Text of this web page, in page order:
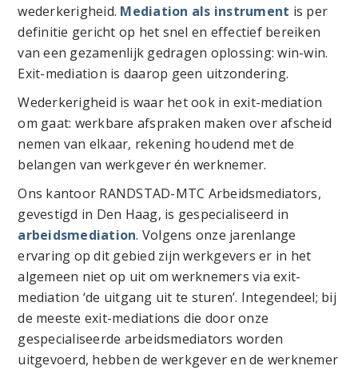
wederkerigheid. Mediation als instrument is per
definitie gericht op het snel en effectief bereiken
van een gezamenlijk gedragen oplossing: win-win.
Exit-mediation is daarop geen uitzondering.
Wederkerigheid is waar het ook in exit-mediation
om gaat: werkbare afspraken maken over afscheid
nemen van elkaar, rekening houdend met de
belangen van werkgever én werknemer.
Ons kantoor RANDSTAD-MTC Arbeidsmediators,
gevestigd in Den Haag, is gespecialiseerd in
arbeidsmediation. Volgens onze jarenlange
ervaring op dit gebied zijn werkgevers er in het
algemeen niet op uit om werknemers via exit-
mediation ‘de uitgang uit te sturen’. Integendeel; bij
de meeste exit-mediations die door onze
gespecialiseerde arbeidsmediators worden
uitgevoerd, hebben de werkgever en de werknemer